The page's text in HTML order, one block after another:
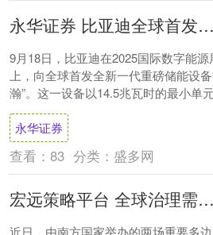
永华证券 比亚迪全球首发新一代储能设备“浩瀚” 最小单元容量可供一辆电动汽车绕赤道3.7圈
9月18日，比亚迪在2025国际数字能源
上，向全球首发全新一代重磅储能设
瀚”。这一设备以14.5兆瓦时的最小单
问鼎全球之最，可供一辆电动汽车绕地
永华证券
查看： 83 分类： 盛多网
宏远策略平台 全球治理需要更多“南方”力量
近日，由南方国家举办的两场重要多